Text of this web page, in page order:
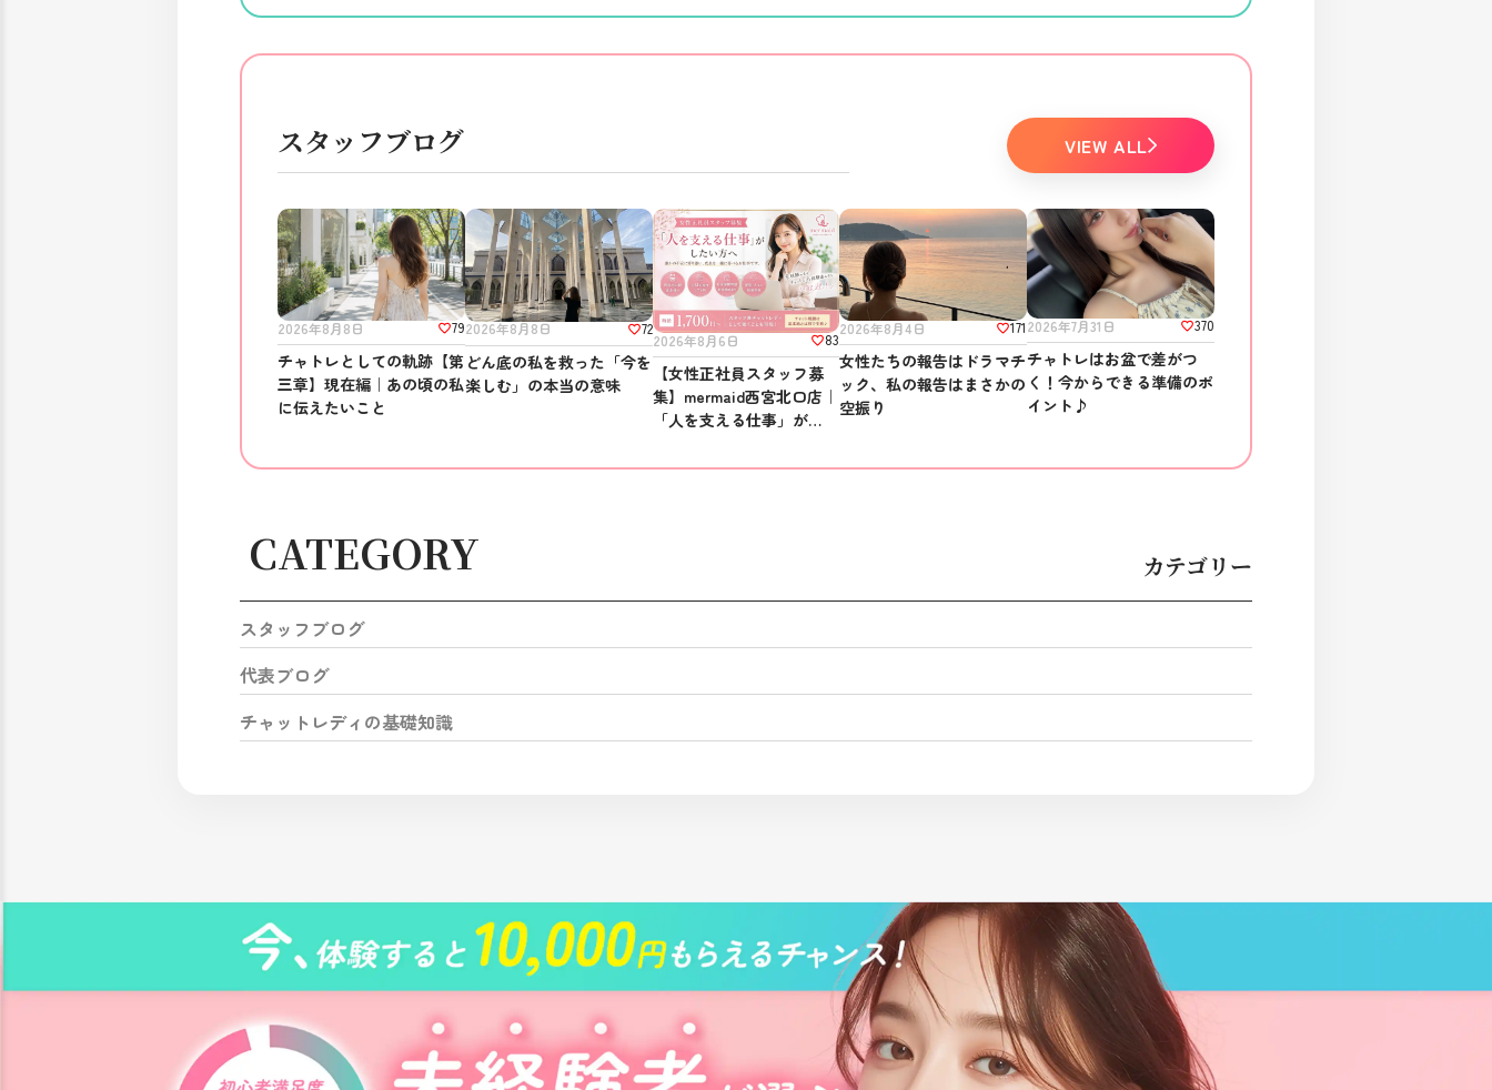
る意味。
スタッフブログ VIEW ALL
2026年8月8日 79
チャトレとしての軌跡【第
三章】現在編｜あの頃の私
に伝えたいこと
2026年8月8日 72
どん底の私を救った「今を
楽しむ」の本当の意味
2026年8月6日 83
【女性正社員スタッフ募
集】mermaid西宮北口店｜
「人を支える仕事」がした
2026年8月4日 171
女性たちの報告はドラマチ
ック、私の報告はまさかの
空振り
2026年7月31日 370
チャトレはお盆で差がつ
く！今からできる準備のポ
イント♪
CATEGORY カテゴリー
スタッフブログ
代表ブログ
チャットレディの基礎知識